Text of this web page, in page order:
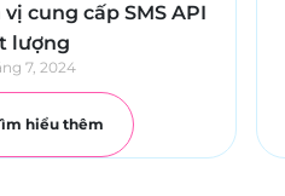
cung cấp SMS API
lượng
7, 2024
hiểu thêm